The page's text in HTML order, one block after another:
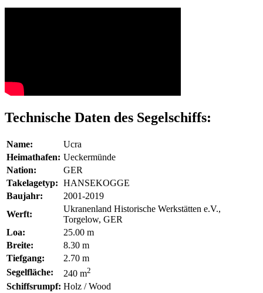
Technische Daten des Segelschiffs:
Name:
Ucra
Heimathafen: Ueckermünde
Nation:
GER
Takelagetyp: HANSEKOGGE
Baujahr:
2001-2019
Werft:
Ukranenland Historische Werkstätten e.V.,
Torgelow, GER
Loa:
25.00 m
Breite:
8.30 m
Tiefgang:
2.70 m
Segelfläche:
240 m2
Schiffsrumpf: Holz / Wood